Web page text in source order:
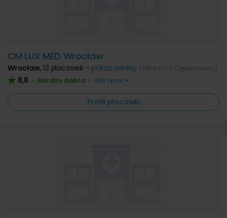
CM LUX MED Wrocław
Wrocław,13 placówek - pokaż adresy (145 km od Częstochowy)
8,8 • Bardzo dobra • 964 opinii
Profil placówki